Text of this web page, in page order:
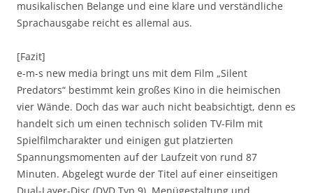
musikalischen Belange und eine klare und verständliche
Sprachausgabe reicht es allemal aus.
[Fazit]
e-m-s new media bringt uns mit dem Film „Silent
Predators“ bestimmt kein großes Kino in die heimischen
vier Wände. Doch das war auch nicht beabsichtigt, denn es
handelt sich um einen technisch soliden TV-Film mit
Spielfilmcharakter und einigen gut platzierten
Spannungsmomenten auf der Laufzeit von rund 87
Minuten. Abgelegt wurde der Titel auf einer einseitigen